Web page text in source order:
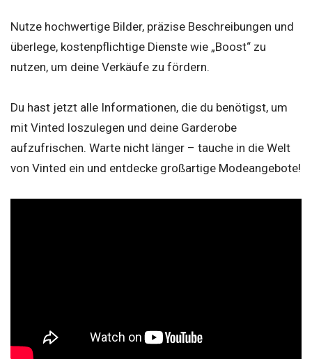
Nutze hochwertige Bilder, präzise Beschreibungen und
überlege, kostenpflichtige Dienste wie „Boost“ zu
nutzen, um deine Verkäufe zu fördern.
Du hast jetzt alle Informationen, die du benötigst, um
mit Vinted loszulegen und deine Garderobe
aufzufrischen. Warte nicht länger – tauche in die Welt
von Vinted ein und entdecke großartige Modeangebote!